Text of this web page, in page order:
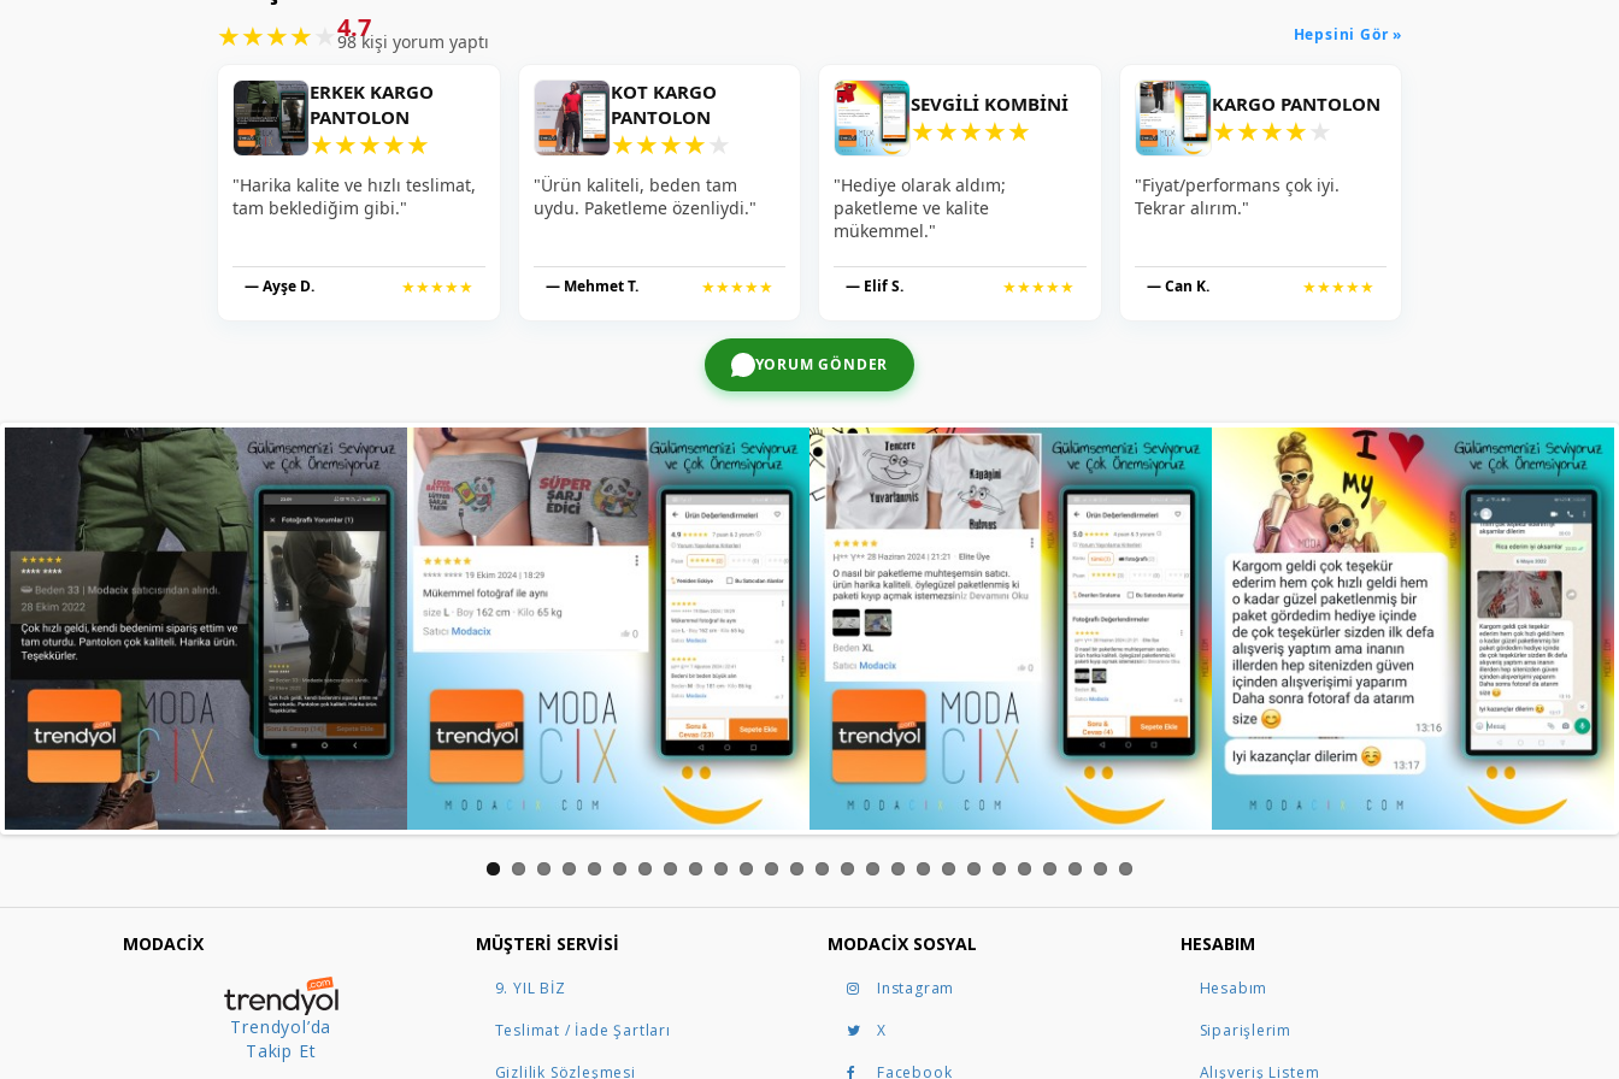
★★★★ 4.7
98 kişi yorum yaptı Hepsini Gör »
ERKEK KARGO
PANTOLON
★★★★★
"Harika kalite ve hızlı teslimat,
tam beklediğim gibi."
— Ayşe D. ★★★★★
KOT KARGO
PANTOLON
★★★★ ★
"Ürün kaliteli, beden tam
uydu. Paketleme özenliydi."
— Mehmet T. ★★★★★
SEVGILI KOMBINI
★★★★★
"Hediye olarak aldım;
paketleme ve kalite
mükemmel."
— Elif S. ★★★★★
KARGO PANTOLON
★★★★ ★
"Fiyat/performans çok iyi.
Tekrar alırım."
— Can K. ★★★★★
YORUM GÖNDER
MODACİX
Trendyol’da
Takip Et
MÜŞTERI SERVISI
9. YIL BİZ
Teslimat / İade Şartları
Gizlilik Sözleşmesi
MODACIX SOSYAL
Instagram
X
Facebook
HESABIM
Hesabım
Siparişlerim
Alışveriş Listem